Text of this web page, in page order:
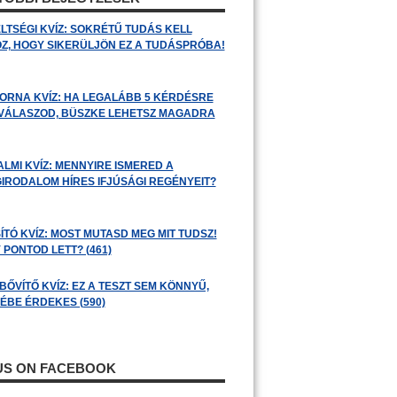
KVÍZ: SOKRÉTŰ TUDÁS KELL
HOGY SIKERÜLJÖN EZ A TUDÁSPRÓBA!
KVÍZ: HA LEGALÁBB 5 KÉRDÉSRE
BÜSZKE LEHETSZ MAGADRA
KVÍZ: MENNYIRE ISMERED A
HÍRES IFJÚSÁGI REGÉNYEIT?
KVÍZ: MOST MUTASD MEG MIT TUDSZ!
PONTOD LETT? (461)
KVÍZ: EZ A TESZT SEM KÖNNYŰ,
ÉRDEKES (590)
ON FACEBOOK